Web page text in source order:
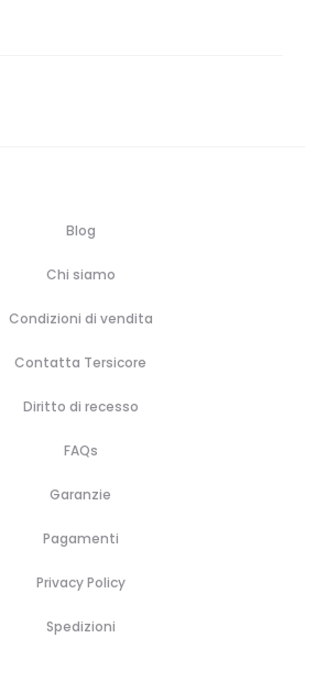
Blog
Chi siamo
Condizioni di vendita
Contatta Tersicore
Diritto di recesso
FAQs
Garanzie
Pagamenti
Privacy Policy
Spedizioni